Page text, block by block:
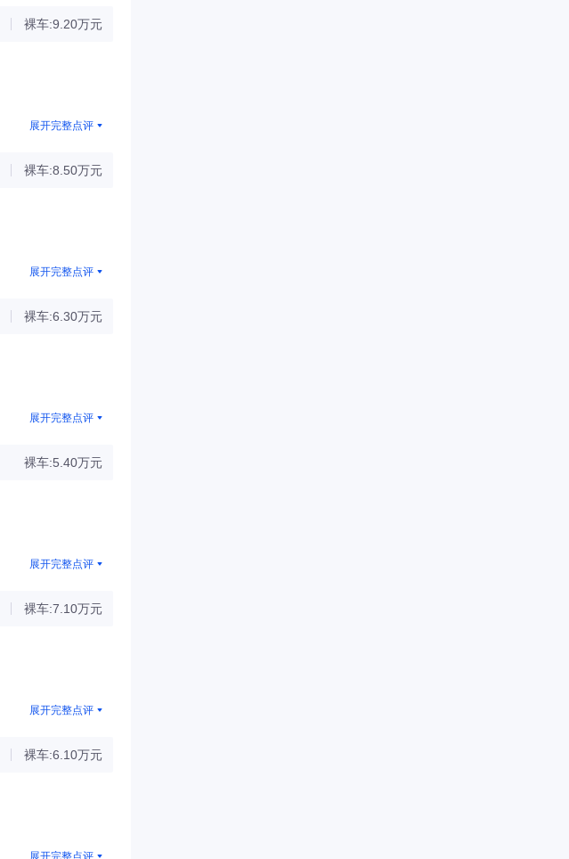
裸车:9.20万元
展开完整点评
裸车:8.50万元
展开完整点评
裸车:6.30万元
展开完整点评
裸车:5.40万元
展开完整点评
裸车:7.10万元
展开完整点评
裸车:6.10万元
展开完整点评